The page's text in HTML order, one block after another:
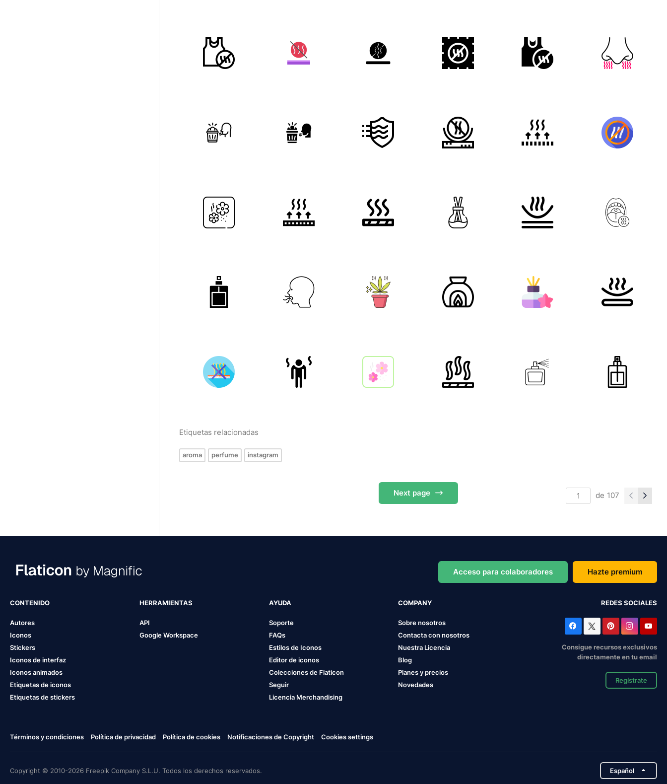
Etiquetas relacionadas
aroma perfume instagram
Next page de 107
Acceso para colaboradores Hazte premium
CONTENIDO
Autores
Iconos
Stickers
Iconos de interfaz
Iconos animados
Etiquetas de iconos
Etiquetas de stickers
HERRAMIENTAS
API
Google Workspace
AYUDA
Soporte
FAQs
Estilos de Iconos
Editor de iconos
Colecciones de Flaticon
Seguir
Licencia Merchandising
COMPANY
Sobre nosotros
Contacta con nosotros
Nuestra Licencia
Blog
Planes y precios
Novedades
REDES SOCIALES
Consigue recursos exclusivos
directamente en tu email
Regístrate
Términos y condiciones Política de privacidad Política de cookies Notificaciones de Copyright Cookies settings
Copyright © 2010-2026 Freepik Company S.L.U. Todos los derechos reservados. Español